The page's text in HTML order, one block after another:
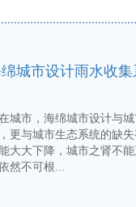
城市设计雨水收
市，海绵城市设计与城
更与城市生态系统的缺
大大下降，城市之肾不
然不可根...